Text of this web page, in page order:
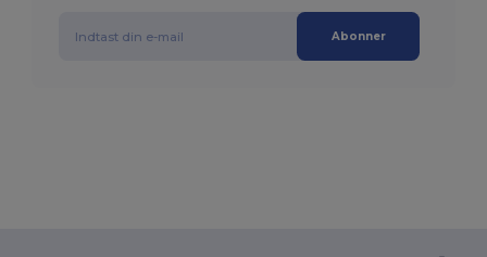
Abonner